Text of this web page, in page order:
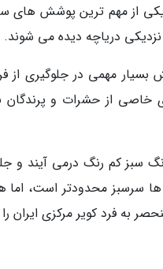
یکی از مهم ترین پوشش
دریاچه دیده می شوند.
مهمی در جلوگیری از
خاصی از حشرات و پرندگان
سبز کم رنگ درمی آیند و
سرسبز محدودتر است، اما
به فرد کویر مرکزی ایران